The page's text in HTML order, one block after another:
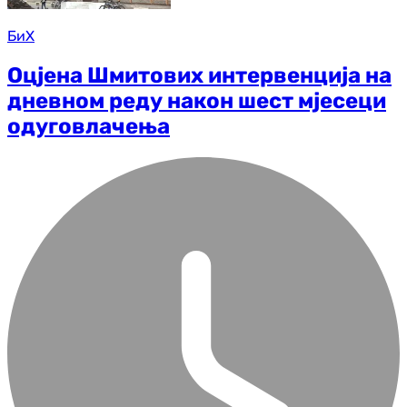
БиХ
Оцјена Шмитових интервенција на
дневном реду након шест мјесеци
одуговлачења